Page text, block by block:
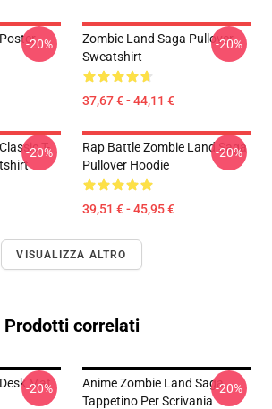
-20%
Zombie Land Saga Pullover
Sweatshirt
37,67 € - 44,11 €
-20%
T-
-20%
Rap Battle Zombie Land Saga
Pullover Hoodie
39,51 € - 45,95 €
-20%
VISUALIZZA ALTRO
Prodotti correlati
Mat
-20%
Anime Zombie Land Saga
Tappetino Per Scrivania
-20%